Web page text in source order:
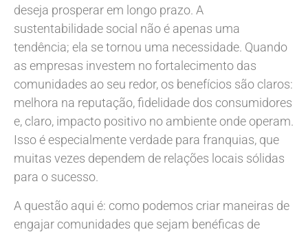
deseja prosperar em longo prazo. A
sustentabilidade social não é apenas uma
tendência; ela se tornou uma necessidade. Quando
as empresas investem no fortalecimento das
comunidades ao seu redor, os benefícios são claros:
melhora na reputação, fidelidade dos consumidores
e, claro, impacto positivo no ambiente onde operam.
Isso é especialmente verdade para franquias, que
muitas vezes dependem de relações locais sólidas
para o sucesso.
A questão aqui é: como podemos criar maneiras de
engajar comunidades que sejam benéficas de